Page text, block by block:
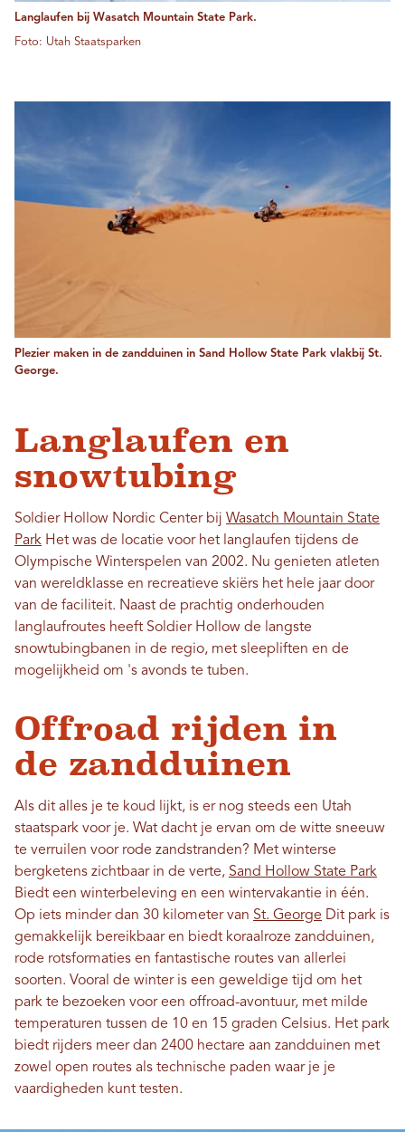
Langlaufen bij Wasatch Mountain State Park.
Foto: Utah Staatsparken
Plezier maken in de zandduinen in Sand Hollow State Park vlakbij St.
George.
Langlaufen en
snowtubing
Soldier Hollow Nordic Center bij Wasatch Mountain State
Park Het was de locatie voor het langlaufen tijdens de
Olympische Winterspelen van 2002. Nu genieten atleten
van wereldklasse en recreatieve skiërs het hele jaar door
van de faciliteit. Naast de prachtig onderhouden
langlaufroutes heeft Soldier Hollow de langste
snowtubingbanen in de regio, met sleepliften en de
mogelijkheid om 's avonds te tuben.
Offroad rijden in
de zandduinen
Als dit alles je te koud lijkt, is er nog steeds een Utah
staatspark voor je. Wat dacht je ervan om de witte sneeuw
te verruilen voor rode zandstranden? Met winterse
bergketens zichtbaar in de verte, Sand Hollow State Park
Biedt een winterbeleving en een wintervakantie in één.
Op iets minder dan 30 kilometer van St. George Dit park is
gemakkelijk bereikbaar en biedt koraalroze zandduinen,
rode rotsformaties en fantastische routes van allerlei
soorten. Vooral de winter is een geweldige tijd om het
park te bezoeken voor een offroad-avontuur, met milde
temperaturen tussen de 10 en 15 graden Celsius. Het park
biedt rijders meer dan 2400 hectare aan zandduinen met
zowel open routes als technische paden waar je je
vaardigheden kunt testen.